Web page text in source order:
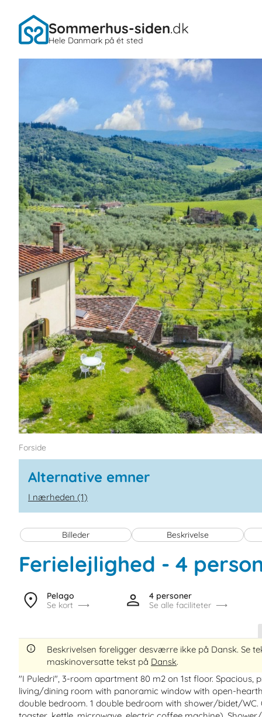
Sommerhus-siden.dk
Hele Danmark på ét sted
Forside
Alternative emner
I nærheden (1)
Billeder Beskrivelse
Ferielejlighed - 4
Pelago
Se kort
4 personer
Se alle faciliteter
Beskrivelsen foreligger desværre ikke på Dansk. Se
maskinoversatte tekst på Dansk.
"I Puledri", 3-room apartment 80 m2 on 1st floor. Spacious,
living/dining room with panoramic window with open-
double bedroom. 1 double bedroom with shower/bidet/WC.